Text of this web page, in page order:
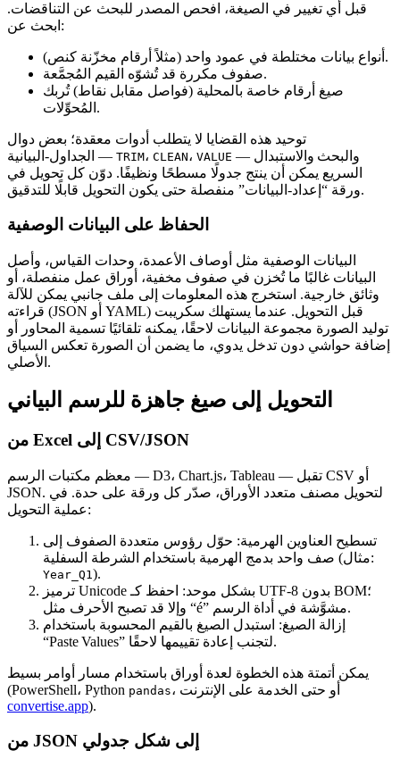
قبل أي تغيير في الصيغة، افحص المصدر للبحث عن التناقضات.
ابحث عن:
أنواع بيانات مختلطة في عمود واحد (مثلاً أرقام مخزّنة كنص).
صفوف مكررة قد تُشوّه القيم المُجمَّعة.
صيغ أرقام خاصة بالمحلية (فواصل مقابل نقاط) تُربك
المُحوِّلات.
توحيد هذه القضايا لا يتطلب أدوات معقدة؛ بعض دوال
الجداول‑البيانية — TRIM، CLEAN، VALUE — والبحث والاستبدال
السريع يمكن أن ينتج جدولًا مسطحًا ونظيفًا. دوّن كل تحويل في
ورقة “إعداد‑البيانات” منفصلة حتى يكون التحويل قابلًا للتدقيق.
الحفاظ على البيانات الوصفية
البيانات الوصفية مثل أوصاف الأعمدة، وحدات القياس، وأصل
البيانات غالبًا ما تُخزن في صفوف مخفية، أوراق عمل منفصلة، أو
وثائق خارجية. استخرج هذه المعلومات إلى ملف جانبي يمكن للآلة
قراءته (JSON أو YAML) قبل التحويل. عندما يستهلك سكريبت
توليد الصورة مجموعة البيانات لاحقًا، يمكنه تلقائيًا تسمية المحاور أو
إضافة حواشي دون تدخل يدوي، ما يضمن أن الصورة تعكس السياق
الأصلي.
التحويل إلى صيغ جاهزة للرسم البياني
من Excel إلى CSV/JSON
معظم مكتبات الرسم — D3، Chart.js، Tableau — تقبل CSV أو
JSON. لتحويل مصنف متعدد الأوراق، صدّر كل ورقة على حدة. في
عملية التحويل:
تسطيح العناوين الهرمية: حوّل رؤوس متعددة الصفوف إلى
صف واحد بدمج الهرمية باستخدام الشرطة السفلية (مثال:
Year_Q1).
ترميز Unicode بشكل موحد: احفظ كـ UTF‑8 بدون BOM؛
وإلا قد تصبح الأحرف مثل “é” مشوَّشة في أداة الرسم.
إزالة الصيغ: استبدل الصيغ بالقيم المحسوبة باستخدام
“Paste Values” لتجنب إعادة تقييمها لاحقًا.
يمكن أتمتة هذه الخطوة لعدة أوراق باستخدام مسار أوامر بسيط
(PowerShell، Python pandas
، أو حتى الخدمة على الإنترنت
convertise.app).
من JSON إلى شكل جدولي